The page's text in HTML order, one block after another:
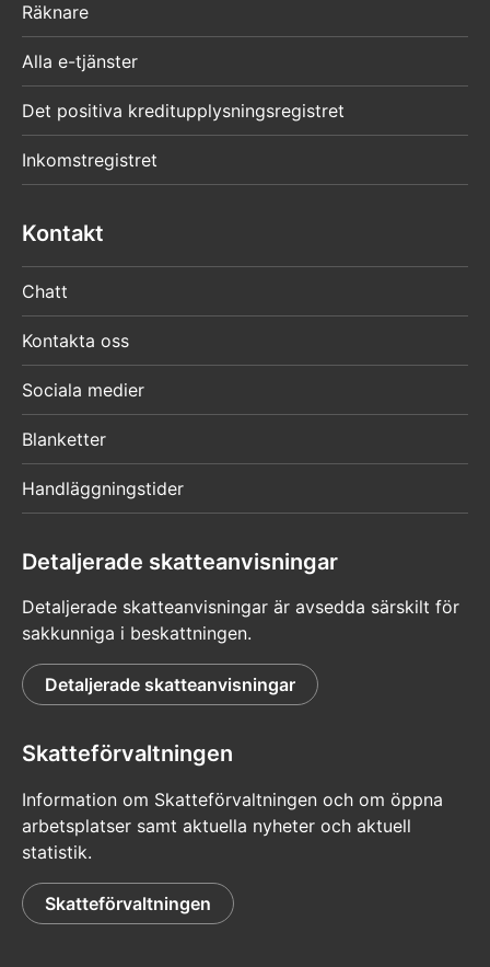
Räknare
Alla e-tjänster
Det positiva kreditupplysningsregistret
Inkomstregistret
Kontakt
Chatt
Kontakta oss
Sociala medier
Blanketter
Handläggningstider
Detaljerade skatteanvisningar
Detaljerade skatteanvisningar är avsedda särskilt för
sakkunniga i beskattningen.
Detaljerade skatteanvisningar
Skatteförvaltningen
Information om Skatteförvaltningen och om öppna
arbetsplatser samt aktuella nyheter och aktuell
statistik.
Skatteförvaltningen